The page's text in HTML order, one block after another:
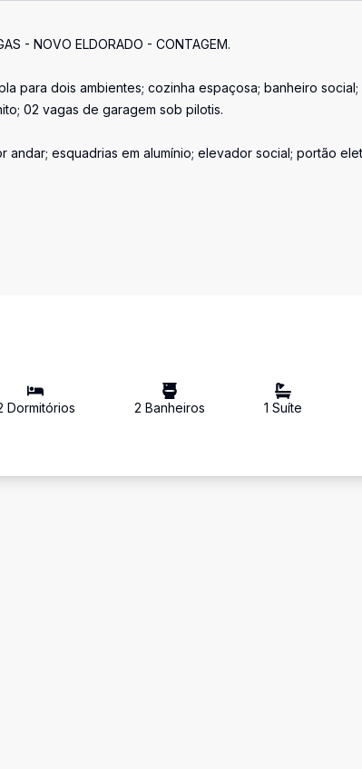
- NOVO ELDORADO - CONTAGEM.
para dois ambientes; cozinha espaçosa; banheiro
02 vagas de garagem sob pilotis.
esquadrias em alumínio; elevador social; portão
Dormitórios 2 Banheiros 1 Suíte